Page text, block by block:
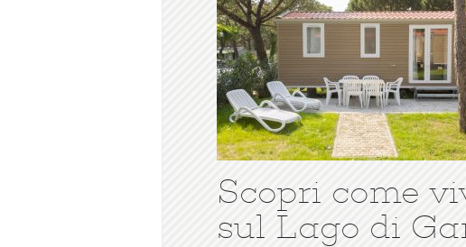
Scopri come
sul Lago di